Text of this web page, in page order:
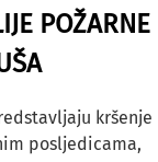
POŽARNE
kršenje
posljedicama,